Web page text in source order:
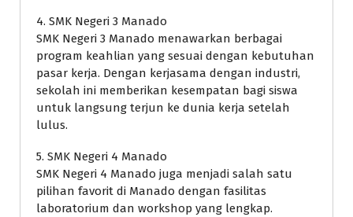
4. SMK Negeri 3 Manado
SMK Negeri 3 Manado menawarkan berbagai
program keahlian yang sesuai dengan kebutuhan
pasar kerja. Dengan kerjasama dengan industri,
sekolah ini memberikan kesempatan bagi siswa
untuk langsung terjun ke dunia kerja setelah
lulus.
5. SMK Negeri 4 Manado
SMK Negeri 4 Manado juga menjadi salah satu
pilihan favorit di Manado dengan fasilitas
laboratorium dan workshop yang lengkap.